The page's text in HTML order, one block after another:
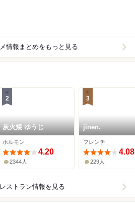
情報まとめをもっと見る
2
炭火焼 ゆうじ
ホルモン
4.20
2344人
3
jinen.
フレンチ
4.08
229人
ストラン情報を見る